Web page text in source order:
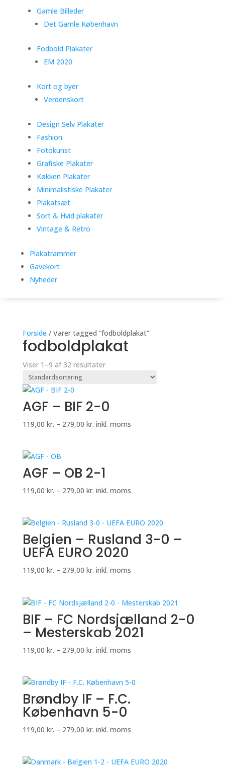
Gamle Billeder
Det Gamle København
Fodbold Plakater
EM 2020
Kort og byer
Verdenskort
Design Selv Plakater
Fashion
Fotokunst
Grafiske Plakater
Køkken Plakater
Minimalistiske Plakater
Plakatsæt
Sort & Hvid plakater
Vintage & Retro
Plakatrammer
Gavekort
Nyheder
Forside / Varer tagged “fodboldplakat”
fodboldplakat
Viser 1–9 af 32 resultater
AGF – BIF 2-0
119,00 kr. – 279,00 kr.Prisinterval:
inkl. moms
AGF – OB 2-1
119,00 kr. – 279,00 kr.Prisinterval:
279,00 kr.
inkl. moms
Belgien – Rusland 3-0 –
UEFA EURO 2020
119,00 kr. – 279,00 kr.Prisinterval:
279,00 kr.
inkl. moms
BIF – FC Nordsjælland 2-0
– Mesterskab 2021
119,00 kr. – 279,00 kr. Prisinterval:
279,00 kr.
inkl. moms
Brøndby IF – F.C.
København 5-0
119,00 kr. – 279,00 kr.Prisinterval:
279,00 kr.
inkl. moms